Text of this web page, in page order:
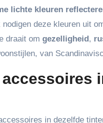
lichte kleuren
nodigen deze kleuren uit
draait om gezelligheid,
van
in dezelfde